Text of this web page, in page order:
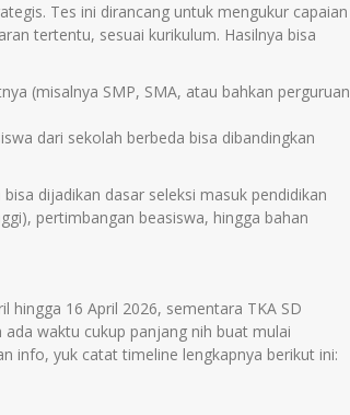
Tes ini dirancang untuk mengukur capaian
tertentu, sesuai kurikulum. Hasilnya bisa
(misalnya SMP, SMA, atau bahkan perguruan
dari sekolah berbeda bisa dibandingkan
dijadikan dasar seleksi masuk pendidikan
pertimbangan beasiswa, hingga bahan
hingga 16 April 2026, sementara TKA SD
ada waktu cukup panjang nih buat mulai
info, yuk catat timeline lengkapnya berikut ini:
Jabatan